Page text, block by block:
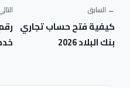
← السابق
كيفية فتح حساب تجاري
بنك البلاد 2026